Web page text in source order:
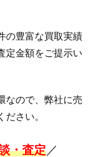
の豊富な買取実績
定金額をご提示い
なので、弊社に売
さい。
・査定／